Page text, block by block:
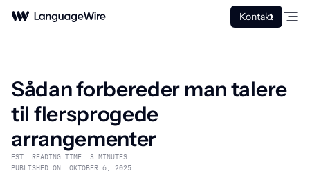
Kontakt
Sådan forbereder man talere
til flersprogede
arrangementer
EST. READING TIME: 3 MINUTES
PUBLISHED ON: OKTOBER 6, 2025